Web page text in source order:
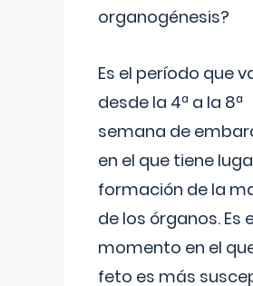
organogénesis?
Es el período que
desde la 4ª a la 8ª
semana de
en el que tiene
formación de la
de los órganos. Es
momento en el
feto es más